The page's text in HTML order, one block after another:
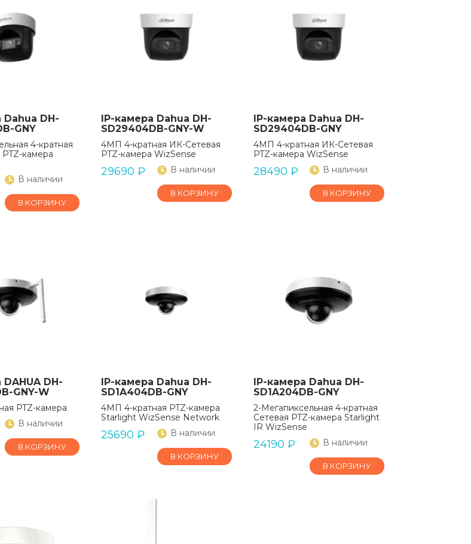
Dahua DH-
GNY
4-кратная
камера
В наличии
В КОРЗИНУ
IP-камера Dahua DH-
SD29404DB-GNY-W
4МП 4-кратная ИК-Сетевая
PTZ-камера WizSense
29690 ₽ В наличии
В КОРЗИНУ
IP-камера Dahua DH-
SD29404DB-GNY
4МП 4-кратная ИК-Сетевая
PTZ-камера WizSense
28490 ₽ В наличии
В КОРЗИНУ
DH-
GNY-W
PTZ-камера
В наличии
В КОРЗИНУ
IP-камера Dahua DH-
SD1A404DB-GNY
4МП 4-кратная PTZ-камера
Starlight WizSense Network
25690 ₽ В наличии
В КОРЗИНУ
IP-камера Dahua DH-
SD1A204DB-GNY
2-Мегапиксельная 4-кратная
Сетевая PTZ-камера Starlight
IR WizSense
24190 ₽ В наличии
В КОРЗИНУ